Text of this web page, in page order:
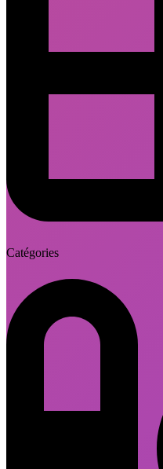
Catégories